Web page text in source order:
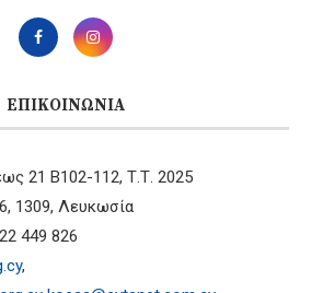
ΕΠΙΚΟΙΝΩΝΊΑ
21 B102-112, Τ.Τ. 2025
1309, Λευκωσία
449 826
,